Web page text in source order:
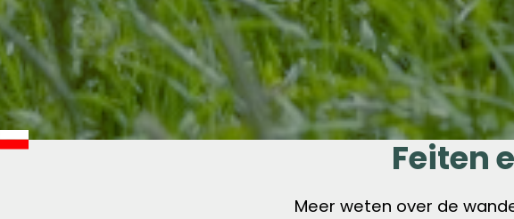
Feiten
Meer weten over de